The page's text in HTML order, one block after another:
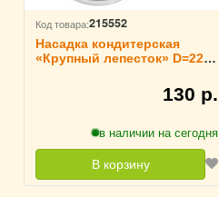
Код товара:215552
Насадка кондитерская
«Крупный лепесток» D=22
130 р.
в наличии на сегодня
В корзину